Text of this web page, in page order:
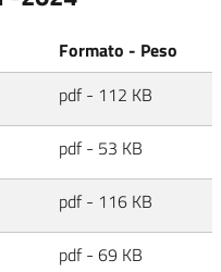
Formato - Peso
pdf - 112 KB
pdf - 53 KB
pdf - 116 KB
pdf - 69 KB